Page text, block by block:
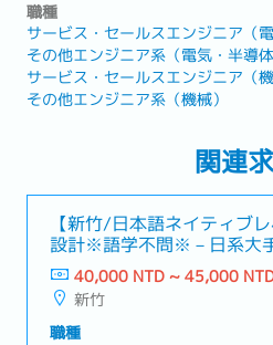
職種
サービス・セールスエンジニア（
その他エンジニア系（電気・半導体
サービス・セールスエンジニア（機
その他エンジニア系（機械）
関連
【新竹/日本語ネイティブ
設計※語学不問※－日系大
企業40,000 NTD ~ 45,000
新竹
職種